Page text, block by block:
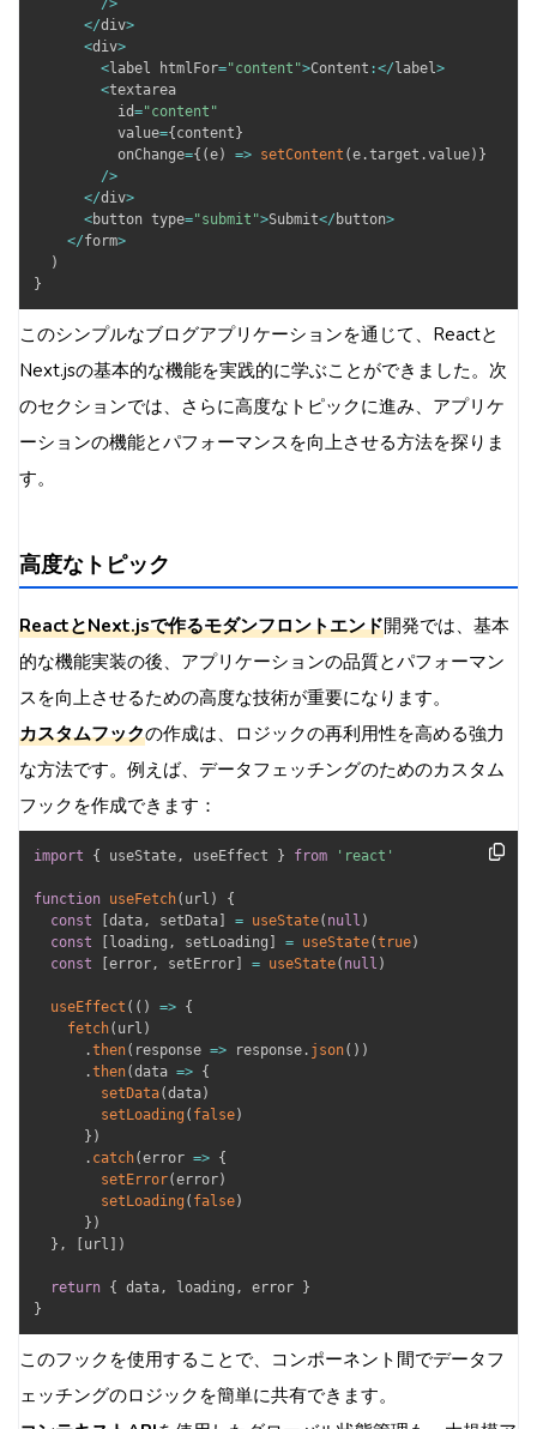
/>
</div>
<div>
<label htmlFor="content">Content :</ label>
<textarea
          id
="content"
          value
={ content }
          onChange
={ (e) => setContent (e .target .value) }
/>
</div>
<button type="submit">Submit</ button>
</form>
)
}
このシンプルなブログアプリケーションを通じて、Reactと
Next.jsの基本的な機能を実践的に学ぶことができました。次
のセクションでは、さらに高度なトピックに進み、アプリケ
ーションの機能とパフォーマンスを向上させる方法を探りま
す。
高度なトピック
ReactとNext.jsで作るモダンフロントエンド開発では、基本
的な機能実装の後、アプリケーションの品質とパフォーマン
スを向上させるための高度な技術が重要になります。
カスタムフックの作成は、ロジックの再利用性を高める強力
な方法です。例えば、データフェッチングのためのカスタム
フックを作成できます：
import { useState, useEffect } from 'react'
function useFetch( url )
{
const
data, setData = useState( null )
const
loading , setLoading = useState(true)
const
error, setError = useState( null )
useEffect ( ( ) => {
fetch( url )
.then( response => response . json( ) )
.then(data => {
setData(data)
setLoading ( false)
} )
. catch(error => {
setError(error)
setLoading ( false)
} )
} , url )
return { data, loading , error
}
}
このフックを使用することで、コンポーネント間でデータフ
ェッチングのロジックを簡単に共有できます。